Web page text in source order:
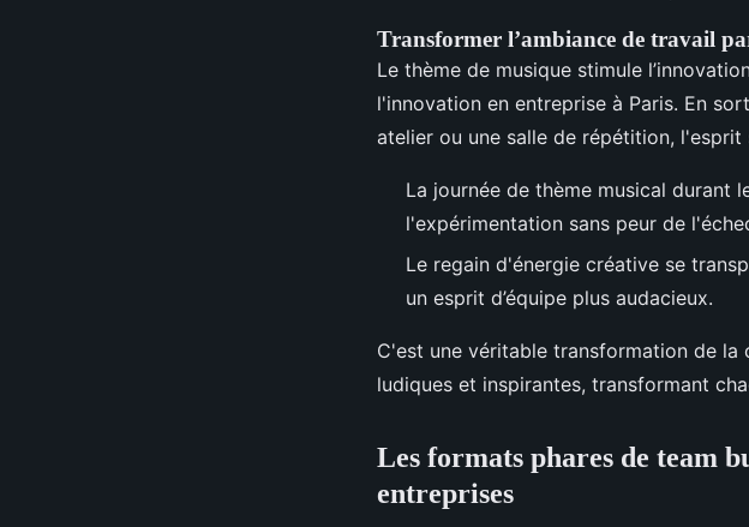
Transformer l’ambiance de travail
Le thème de musique stimule
l'innovation en entreprise à Paris. En
atelier ou une salle de répétition,
La journée de thème musical durant
l'expérimentation sans peur de
Le regain d'énergie créative se
un esprit d’équipe plus audacieux.
C'est une véritable transformation de
ludiques et inspirantes, transformant
Les formats phares de team
entreprises